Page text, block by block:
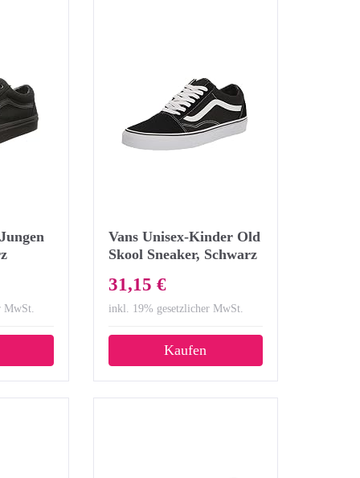
MwSt.
Vans Unisex-Kinder Old
Skool Sneaker, Schwarz
30 EU
31,15 €
inkl. 19% gesetzlicher MwSt.
Kaufen